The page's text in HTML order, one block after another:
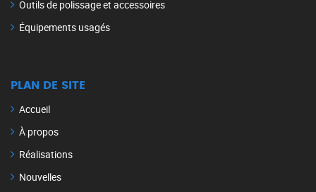
Outils de polissage et accessoires
Équipements usagés
PLAN DE SITE
Accueil
À propos
Réalisations
Nouvelles